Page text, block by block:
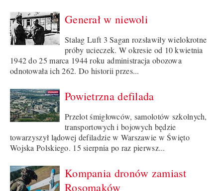
Generał w niewoli
Stalag Luft 3 Sagan rozsławiły wielokrotne
próby ucieczek. W okresie od 10 kwietnia
1942 do 25 marca 1944 roku administracja obozowa
odnotowała ich 262. Do historii przes...
Powietrzna defilada
Przelot śmigłowców, samolotów szkolnych,
transportowych i bojowych będzie
towarzyszył lądowej defiladzie w Warszawie w Święto
Wojska Polskiego. 15 sierpnia po raz pierwsz...
Kompania dronów zamiast
Rosomaków